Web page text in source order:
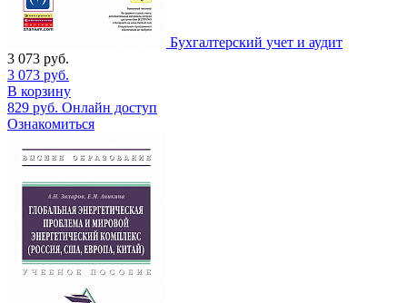
Бухгалтерский учет и аудит
3 073 руб.
3 073 руб.
В корзину
829 руб. Онлайн доступ
Ознакомиться